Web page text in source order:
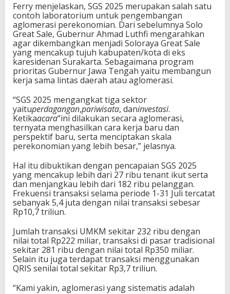
Ferry menjelaskan, SGS 2025 merupakan salah satu
contoh laboratorium untuk pengembangan
aglomerasi perekonomian. Dari sebelumnya Solo
Great Sale, Gubernur Ahmad Luthfi mengarahkan
agar dikembangkan menjadi Soloraya Great Sale
yang mencakup tujuh kabupaten/kota di eks
karesidenan Surakarta. Sebagaimana program
prioritas Gubernur Jawa Tengah yaitu membangun
kerja sama lintas daerah atau aglomerasi.
“SGS 2025 mengangkat tiga sektor
yaituperdagangan,pariwisata, daninvestasi.
Ketikaacara“ini dilakukan secara aglomerasi,
ternyata menghasilkan cara kerja baru dan
perspektif baru, serta menciptakan skala
perekonomian yang lebih besar,” jelasnya.
Hal itu dibuktikan dengan pencapaian SGS 2025
yang mencakup lebih dari 27 ribu tenant ikut serta
dan menjangkau lebih dari 182 ribu pelanggan.
Frekuensi transaksi selama periode 1-31 Juli tercatat
sebanyak 5,4 juta dengan nilai transaksi sebesar
Rp10,7 triliun.
Jumlah transaksi UMKM sekitar 232 ribu dengan
nilai total Rp222 miliar, transaksi di pasar tradisional
sekitar 281 ribu dengan nilai total Rp350 miliar.
Selain itu juga terdapat transaksi menggunakan
QRIS senilai total sekitar Rp3,7 triliun.
“Kami yakin, aglomerasi yang sistematis adalah